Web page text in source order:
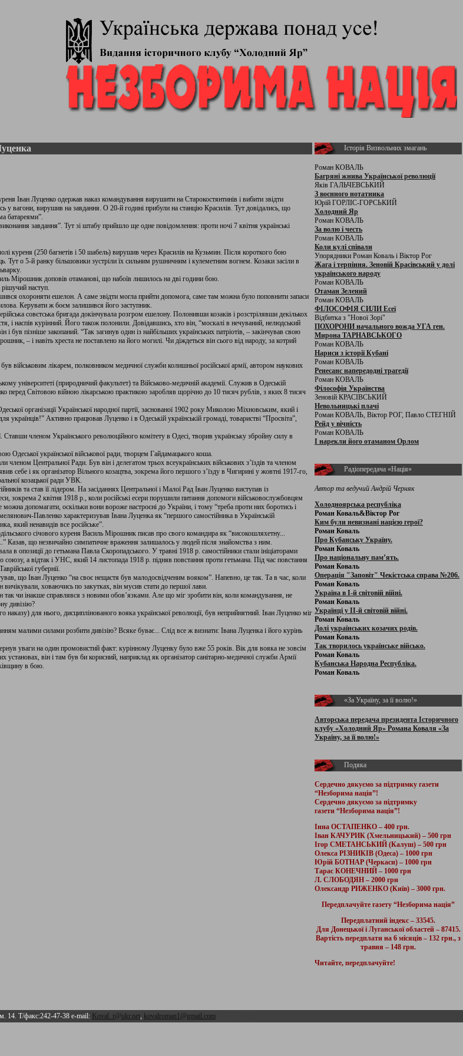
Іван Луценко одержав наказ командування вирушити на Старокостянтинів і вибити звідти
у вагони, вирушив на завдання. О 20-й годині прибули на станцію Красилів. Тут довідались, що
батареями”.
завдання”. Тут зі штабу прийшло ще одне повідомлення: проти ночі 7 квітня українські
куреня (250 багнетів і 50 шабель) вирушив через Красилів на Кузьмин. Після короткого бою
Тут о 5-й ранку більшовики зустріли їх сильним рушничним і кулеметним вогнем. Козаки засіли в
Мірошник доповів отаманові, що набоїв лишилось на дві години бою.
наступ.
охороняти ешелон. А саме звідти могла прийти допомога, саме там можна було поповнити запаси
Керувати ж боєм залишився його заступник.
совєтська бригада докінчувала розгром ешелону. Полонивши козаків і розстрілявши декількох
і наспів курінний. Його також полонили. Довідавшись, хто він, “москалі в нечуваний, нелюдський
був пізніше закопаний. “Так загинув один із найбільших українських патріотів, – закінчував свою
– і навіть хреста не поставлено на його могилі. Чи діждеться він сього від народу, за котрий
військовим лікарем, полковником медичної служби колишньої російської армії, автором наукових
університеті (природничий факультет) та Військово-медичній академії. Служив в Одеській
перед Світовою війною лікарською практикою заробляв щорічно до 10 тисяч рублів, з яких 8 тисяч
організації Української народної партії, заснованої 1902 року Миколою Міхновським, який і
українців!” Активно працював Луценко і в Одеській українській громаді, товаристві “Просвіта”,
членом Українського революційного комітету в Одесі, творив українську збройну силу в
Одеської української військової ради, творцем Гайдамацького коша.
членом Центральної Ради. Був він і делегатом трьох всеукраїнських військових з’їздів та членом
себе і як організатор Вільного козацтва, зокрема його першого з’їзду в Чигирині у жовтні 1917-го,
козацької ради УВК.
та став її лідером. На засіданнях Центральної і Малої Рад Іван Луценко виступав із
зокрема 2 квітня 1918 р., коли російські есери порушили питання допомоги військовослужбовцям
допомагати, оскільки вони вороже настроєні до України, і тому “треба проти них боротись і
Павленко характеризував Івана Луценка як “першого самостійника в Українській
який ненавидів все російське”.
січового куреня Василь Мірошник писав про свого командира як “високошляхетну...
Казав, що незвичайно симпатичне враження залишалось у людей після знайомства з ним.
в опозиції до гетьмана Павла Скоропадського. У травні 1918 р. самостійники стали ініціаторами
союзу, а відтак і УНС, який 14 листопада 1918 р. підняв повстання проти гетьмана. Під час повстання
губернії.
що Іван Луценко “на своє нещастя був малодосвідченим вояком”. Напевно, це так. Та в час, коли
ховаючись по закутках, він мусив стати до першої лави.
так чи інакше справлявся з новими обов’язками. Але що міг зробити він, коли командування, не
дивізію?
для нього, дисциплінованого вояка української революції, був неприйнятний. Іван Луценко міг
малими силами розбити дивізію? Всяке буває... Слід все ж визнати: Івана Луценка і його курінь
уваги на один промовистий факт: курінному Луценку було вже 55 років. Вік для вояка не зовсім
установах, він і там був би корисний, наприклад як організатор санітарно-медичної служби Армії
в бою.
Історія Визвольних змагань
Роман КОВАЛЬ
Багряні жнива Української революції
Яків ГАЛЬЧЕВСЬКИЙ
З воєнного нотатника
Юрій ГОРЛІС-ГОРСЬКИЙ
Холодний Яр
Роман КОВАЛЬ
За волю і честь
Роман КОВАЛЬ
Коли кулі співали
Упорядники Роман Коваль і Віктор Рог
Жага і терпіння. Зеновій Красівський у долі
українського народу
Роман КОВАЛЬ
Отаман Зелений
Роман КОВАЛЬ
ФІЛОСОФІЯ СИЛИ Есеї
Відбитка з "Нової Зорі"
ПОХОРОНИ начального вожда УГА ген.
Мирона ТАРНАВСЬКОГО
Роман КОВАЛЬ
Нариси з історії Кубані
Роман КОВАЛЬ
Ренесанс напередодні трагедії
Роман КОВАЛЬ
Філософія Українства
Зеновій КРАСІВСЬКИЙ
Невольницькі плачі
Роман КОВАЛЬ, Віктор РОГ, Павло СТЕГНІЙ
Рейд у вічність
Роман КОВАЛЬ
І нарекли його отаманом Орлом
Радіопередача «Нація»
Автор та ведучий Андрій Черняк
Холодноярська республіка
Роман Коваль&Віктор Рог
Ким були невизнані нацією герої?
Роман Коваль
Про Кубанську Україну.
Роман Коваль
Про національну пам’ять.
Роман Коваль
Операція "Заповіт" Чекістська справа №206.
Роман Коваль
Україна в І-й світовій війні.
Роман Коваль
Українці у ІІ-й світовій війні.
Роман Коваль
Долі українських козачих родів.
Роман Коваль
Так творилось українське військо.
Роман Коваль
Кубанська Народна Республіка.
Роман Коваль
«За Україну, за її волю!»
Авторська передача президента Історичного
клубу «Холодний Яр» Романа Коваля «За
Україну, за її волю!»
Подяка
Сердечно дякуємо за підтримку газети
“Незборима нація”!
Сердечно дякуємо за підтримку
газети “Незборима нація”!
Інна ОСТАПЕНКО – 400 грн.
Іван КАЧУРИК (Хмельницький) – 500 грн
Ігор СМЕТАНСЬКИЙ (Калуш) – 500 грн
Олекса РІЗНИКІВ (Одеса) – 1000 грн
Юрій БОТНАР (Черкаси) – 1000 грн
Тарас КОНЕЧНИЙ – 1000 грн
Л. СЛОБОДЯН – 2000 грн
Олександр РИЖЕНКО (Київ) – 3000 грн.
Передплачуйте газету “Незборима нація”
Передплатний індекс – 33545.
Для Донецької і Луганської областей – 87415.
Вартість передплати на 6 місяців – 132 грн., з
травня – 148 грн.
Читайте, передплачуйте!
14. Т/факс:242-47-38 e-mail: Koval_r@ukr.net, kovalroman1@gmail.com